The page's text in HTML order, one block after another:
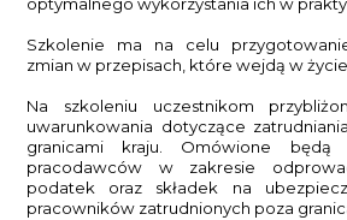
optymalnego wykorzystania ich w
Szkolenie ma na celu
zmian w przepisach, które wejdą w życie
Na szkoleniu uczestnikom
uwarunkowania dotyczące
granicami kraju. Omówione będą
pracodawców w zakresie
podatek oraz składek na
pracowników zatrudnionych poza